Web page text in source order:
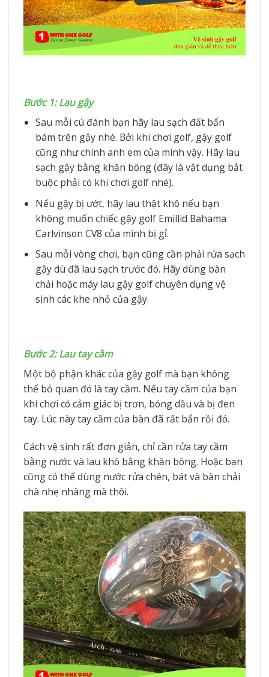
Bước 1: Lau gậy
Sau mỗi cú đánh bạn hãy lau sạch đất bẩn
bám trên gậy nhé. Bởi khi chơi golf, gậy golf
cũng như chính anh em của mình vậy. Hãy lau
sạch gậy bằng khăn bông (đây là vật dụng bắt
buộc phải có khi chơi golf nhé).
Nếu gậy bị ướt, hãy lau thật khô nếu bạn
không muốn chiếc gậy golf Emillid Bahama
Carlvinson CV8 của mình bị gỉ.
Sau mỗi vòng chơi, bạn cũng cần phải rửa sạch
gậy dù đã lau sạch trước đó. Hãy dùng bàn
chải hoặc máy lau gậy golf chuyên dụng vệ
sinh các khe nhỏ của gậy.
Bước 2: Lau tay cầm
Một bộ phận khác của gậy golf mà bạn không
thể bỏ quan đó là tay cầm. Nếu tay cầm của bạn
khi chơi có cảm giác bị trơn, bóng dầu và bị đen
tay. Lúc này tay cầm của bàn đã rất bẩn rồi đó.
Cách vệ sinh rất đơn giản, chỉ cần rửa tay cầm
bằng nước và lau khô bằng khăn bông. Hoặc bạn
cũng có thể dùng nước rửa chén, bát và bàn chải
chà nhẹ nhàng mà thôi.